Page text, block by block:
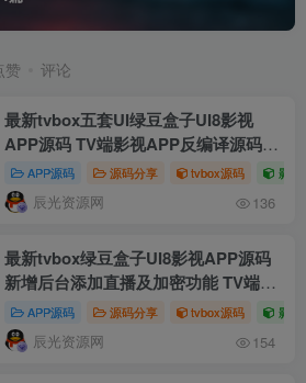
赞 评论
最新tvbox五套UI绿豆盒子UI8影视
APP源码 TV端影视APP反编译源码支
持会员系统/代理系统/值波/自带免签收
款/批量生成卡密
APP源码 源码分享 tvbox源码 影视
辰光资源网 136
最新tvbox绿豆盒子UI8影视APP源码
新增后台添加直播及加密功能 TV端影
视APP反编译源码支持会员系统/代理
系统/直播/自带免签收款/批量生成卡密
APP源码 源码分享 tvbox源码 影视
辰光资源网 154